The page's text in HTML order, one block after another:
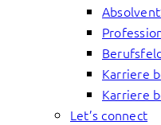
Karriere
Karriere
Let’s connect